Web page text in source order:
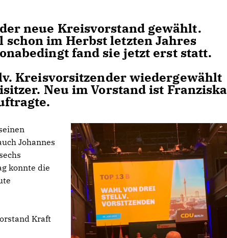
neue Kreisvorstand gewählt.
im Herbst letzten Jahres
fand sie jetzt erst statt.
Kreisvorsitzender wiedergewählt
Neu im Vorstand ist Franziska
Johannes
konnte die
Kraft